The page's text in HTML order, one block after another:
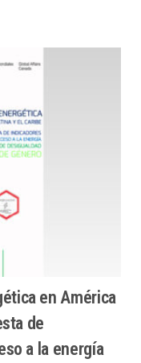
en América
de
a la energía